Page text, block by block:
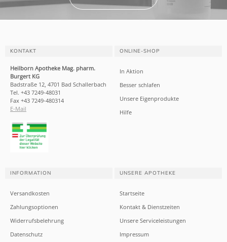
KONTAKT
Heilborn Apotheke Mag. pharm.
Burgert KG
Badstraße 12, 4701 Bad Schallerbach
Tel. +43 7249-48031
Fax +43 7249-480314
E-Mail
ONLINE-SHOP
In Aktion
Besser schlafen
Unsere Eigenprodukte
Hilfe
INFORMATION
Versandkosten
Zahlungsoptionen
Widerrufsbelehrung
Datenschutz
UNSERE APOTHEKE
Startseite
Kontakt & Dienstzeiten
Unsere Serviceleistungen
Impressum